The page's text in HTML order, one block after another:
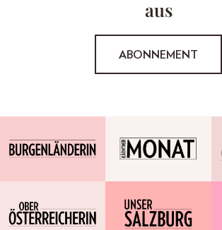
aus
ABONNEMENT